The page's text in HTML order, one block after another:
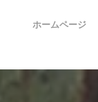
ホームページ